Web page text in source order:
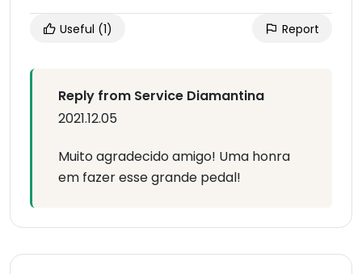
Useful (1) Report
Reply from Service Diamantina
2021.12.05
Muito agradecido amigo! Uma honra
em fazer esse grande pedal!